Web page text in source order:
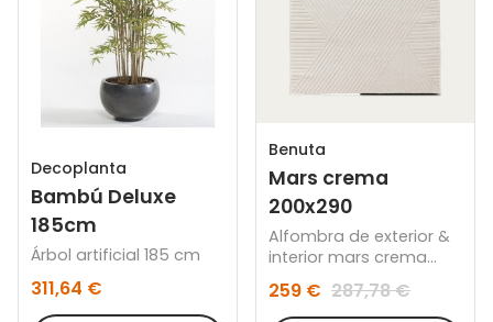
Decoplanta
Bambú Deluxe
185cm
Árbol artificial 185 cm
311,64 €
Benuta
Mars crema
200x290
Alfombra de exterior &
interior mars crema
200x290
259 € 287,78 €